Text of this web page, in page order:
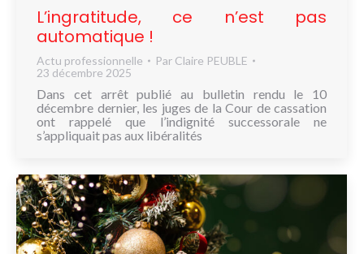
L’ingratitude, ce n’est pas
automatique !
Actu professionnelle Par Claire PEUBLE
23 décembre 2025
Dans cet arrêt publié au bulletin rendu le 10
décembre dernier, les juges de la Cour de cassation
ont rappelé que l’indignité successorale ne
s’appliquait pas aux libéralités